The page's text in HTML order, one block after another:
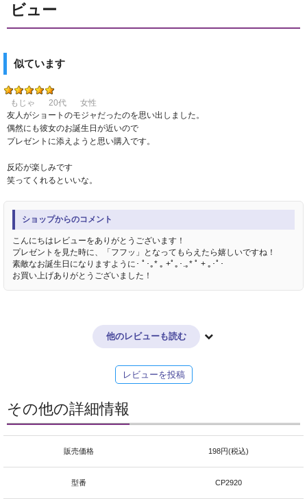
ビュー
似ています
もじゃ 20代
女性
友人がショートのモジャだったのを思い出しました。
偶然にも彼女のお誕生日が近いので
プレゼントに添えようと思い購入です。
反応が楽しみです
笑ってくれるといいな。
ショップからのコメント
こんにちはレビューをありがとうございます！
プレゼントを見た時に、「フフッ」となってもらえたら嬉しいですね！
素敵なお誕生日になりますように･ ﾟ･｡* ｡ +ﾟ｡･.｡* ﾟ + ｡･ﾟ･
お買い上げありがとうございました！
他のレビューも読む
レビューを投稿
その他の詳細情報
販売価格 198円(税込)
型番 CP2920